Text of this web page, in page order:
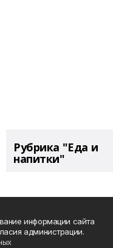
Рубрика "Еда и
напитки"
информации сайта
администрации.